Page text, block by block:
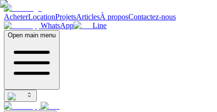
AcheterLocationProjetsArticlesÀ proposContactez-nous
WhatsApp
Line
Open main menu